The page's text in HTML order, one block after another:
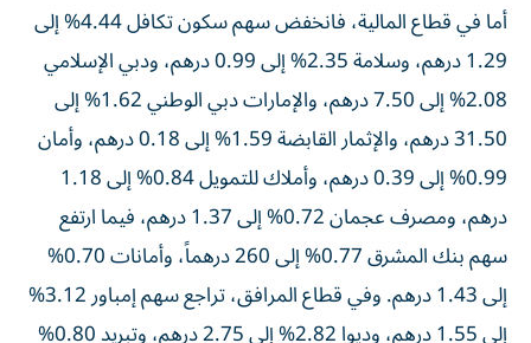
أما في قطاع المالية، فانخفض سهم سكون تكافل 4.44% إلى
1.29 درهم، وسلامة 2.35% إلى 0.99 درهم، ودبي الإسلامي
2.08% إلى 7.50 درهم، والإمارات دبي الوطني 1.62% إلى
31.50 درهم، والإثمار القابضة 1.59% إلى 0.18 درهم، وأمان
0.99% إلى 0.39 درهم، وأملاك للتمويل 0.84% إلى 1.18
درهم، ومصرف عجمان 0.72% إلى 1.37 درهم، فيما ارتفع
سهم بنك المشرق 0.77% إلى 260 درهماً، وأمانات 0.70%
إلى 1.43 درهم. وفي قطاع المرافق، تراجع سهم إمباور 3.12%